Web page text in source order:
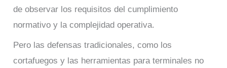
de observar los requisitos del cumplimiento
normativo y la complejidad operativa.
Pero las defensas tradicionales, como los
cortafuegos y las herramientas para terminales no